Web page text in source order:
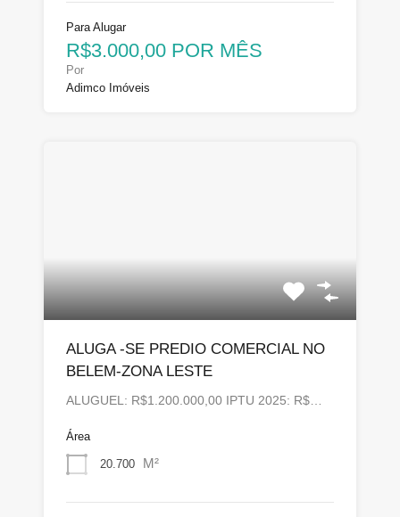
Para Alugar
R$3.000,00 POR MÊS
Por
Adimco Imóveis
ALUGA -SE PREDIO COMERCIAL NO
BELEM-ZONA LESTE
ALUGUEL: R$1.200.000,00 IPTU 2025: R$…
Área
20.700 M²